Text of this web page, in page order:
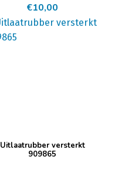
€10,00
Uitlaatrubber versterkt
909865